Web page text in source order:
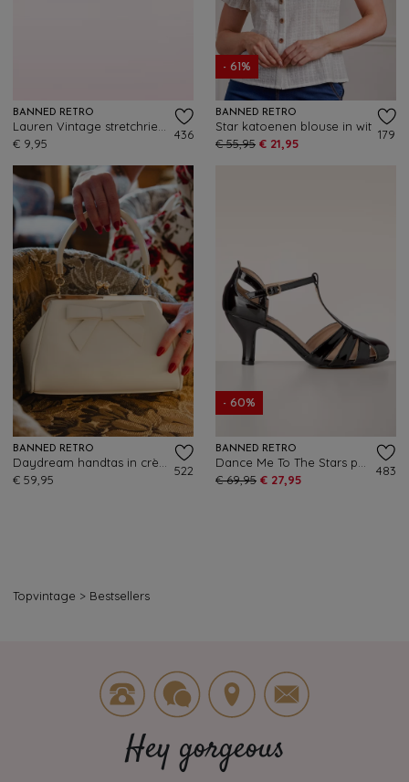
BANNED RETRO
€ 9,95
436
- 61%
BANNED RETRO
Star katoenen blouse in wit
€ 55,95 € 21,95
179
BANNED RETRO
€ 59,95
522
- 60%
BANNED RETRO
€ 69,95 € 27,95
483
Topvintage > Bestsellers
Hey gorgeous